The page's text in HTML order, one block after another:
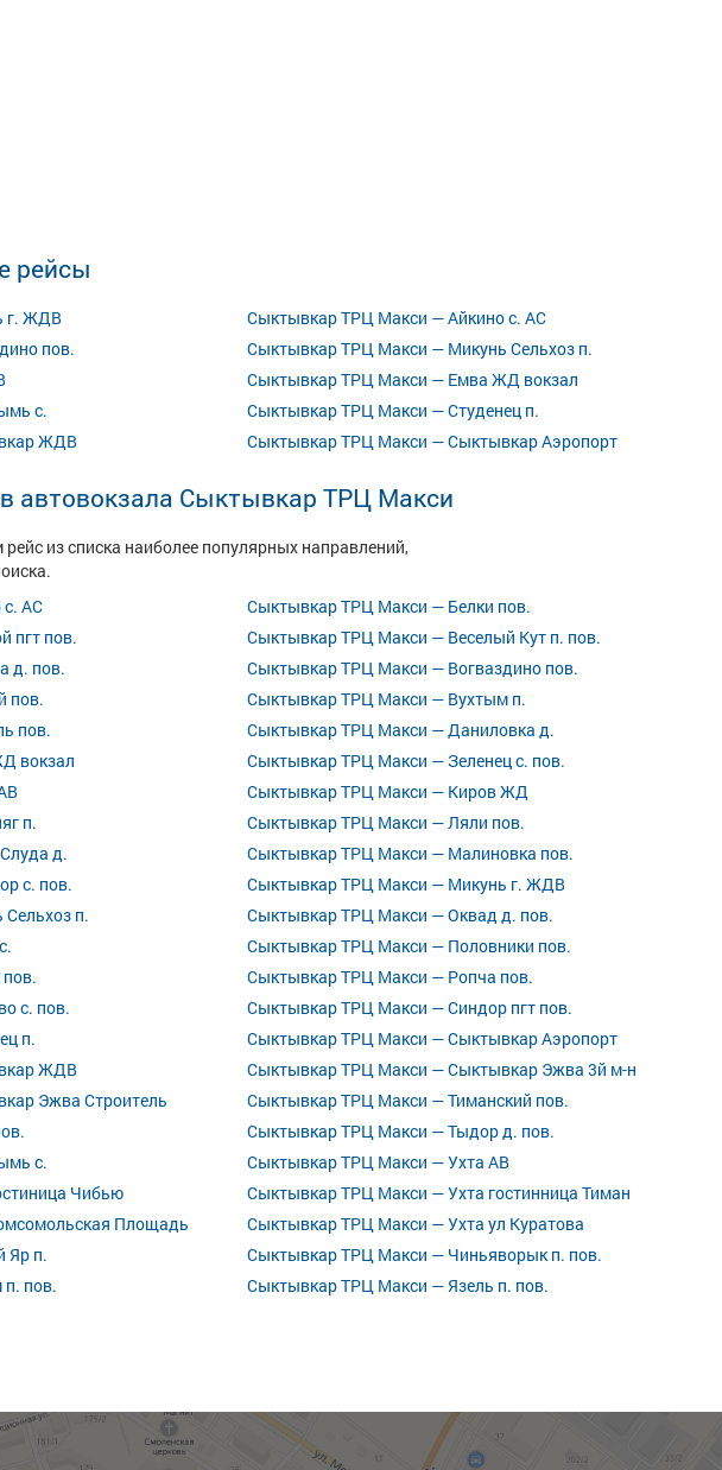
рейсы
г. ЖДВ
Сыктывкар ТРЦ Макси — Айкино с. АС
пов.
Сыктывкар ТРЦ Макси — Микунь Сельхоз п.
Сыктывкар ТРЦ Макси — Емва ЖД вокзал
с.
Сыктывкар ТРЦ Макси — Студенец п.
ЖДВ
Сыктывкар ТРЦ Макси — Сыктывкар Аэропорт
автовокзала Сыктывкар ТРЦ Макси
из списка наиболее популярных направлений,
АС
Сыктывкар ТРЦ Макси — Белки пов.
пгт пов.
Сыктывкар ТРЦ Макси — Веселый Кут п. пов.
д. пов.
Сыктывкар ТРЦ Макси — Вогваздино пов.
пов.
Сыктывкар ТРЦ Макси — Вухтым п.
пов.
Сыктывкар ТРЦ Макси — Даниловка д.
вокзал
Сыктывкар ТРЦ Макси — Зеленец с. пов.
Сыктывкар ТРЦ Макси — Киров ЖД
п.
Сыктывкар ТРЦ Макси — Ляли пов.
д.
Сыктывкар ТРЦ Макси — Малиновка пов.
с. пов.
Сыктывкар ТРЦ Макси — Микунь г. ЖДВ
п.
Сыктывкар ТРЦ Макси — Оквад д. пов.
Сыктывкар ТРЦ Макси — Половники пов.
Сыктывкар ТРЦ Макси — Ропча пов.
с. пов.
Сыктывкар ТРЦ Макси — Синдор пгт пов.
п.
Сыктывкар ТРЦ Макси — Сыктывкар Аэропорт
ЖДВ
Сыктывкар ТРЦ Макси — Сыктывкар Эжва 3й м-н
Эжва Строитель
Сыктывкар ТРЦ Макси — Тиманский пов.
Сыктывкар ТРЦ Макси — Тыдор д. пов.
с.
Сыктывкар ТРЦ Макси — Ухта АВ
Чибью
Сыктывкар ТРЦ Макси — Ухта гостинница Тиман
Площадь
Сыктывкар ТРЦ Макси — Ухта ул Куратова
Яр п.
Сыктывкар ТРЦ Макси — Чиньяворык п. пов.
пов.
Сыктывкар ТРЦ Макси — Язель п. пов.